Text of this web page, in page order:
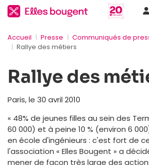
Accueil Presse
Communiqués de
Rallye des métiers
Rallye des
Paris, le 30 avril 2010
« 48% de jeunes filles au sein des
60 000) et à peine 10 % (environ 6
en école d'ingénieurs : c'est fort de
l'association « Elles Bougent » a
mener de façon très large des